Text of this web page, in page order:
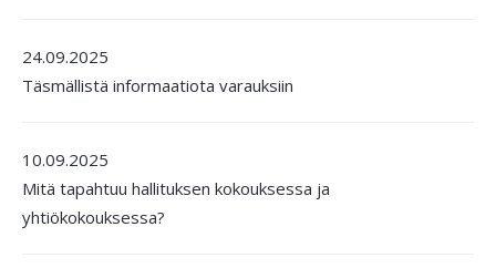
24.09.2025
Täsmällistä informaatiota varauksiin
10.09.2025
Mitä tapahtuu hallituksen kokouksessa ja
yhtiökokouksessa?